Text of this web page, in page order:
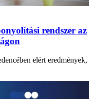
rendszer az
elért eredmények,